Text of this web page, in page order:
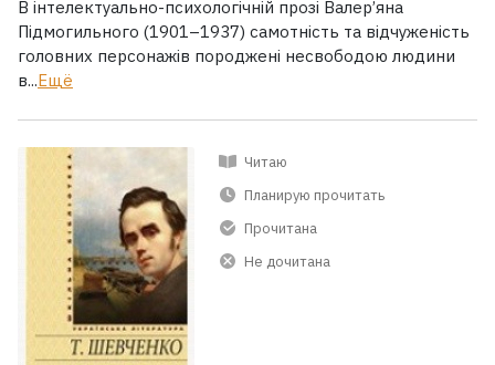
В інтелектуально-психологічній прозі Валер’яна
Підмогильного (1901–1937) самотність та відчуженість
головних персонажів породжені несвободою людини
в...Ещё
Читаю
Планирую прочитать
Прочитана
Не дочитана